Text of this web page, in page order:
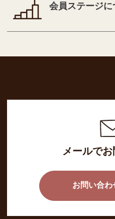
会員ステージに
メールで
お問い合わ